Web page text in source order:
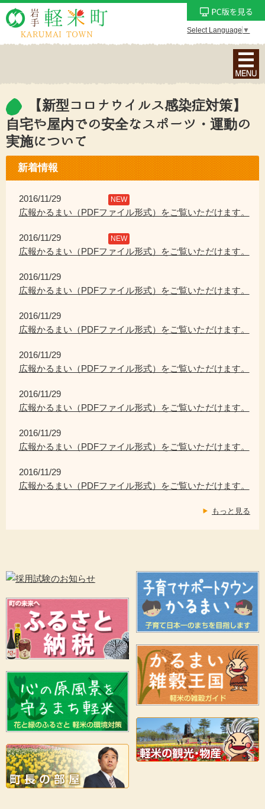
Select Language ▼
ナ
ビ
ー
シ
ョ
メ
ニ
を
示
【新型コロナウイルス感染症対策】
自宅や屋内での安全なスポーツ・運動の
実施について
新着情報
2016/11/29 NEW
広報かるまい（PDFファイル形式）をご覧いただけます。
2016/11/29 NEW
広報かるまい（PDFファイル形式）をご覧いただけます。
2016/11/29
広報かるまい（PDFファイル形式）をご覧いただけます。
2016/11/29
広報かるまい（PDFファイル形式）をご覧いただけます。
2016/11/29
広報かるまい（PDFファイル形式）をご覧いただけます。
2016/11/29
広報かるまい（PDFファイル形式）をご覧いただけます。
2016/11/29
広報かるまい（PDFファイル形式）をご覧いただけます。
2016/11/29
広報かるまい（PDFファイル形式）をご覧いただけます。
もっと見る